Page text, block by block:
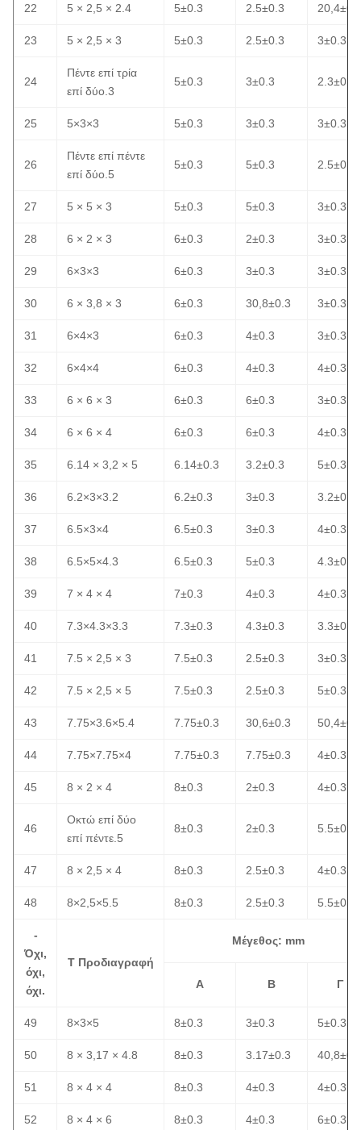
22 5 × 2,5 × 2.4 5±0.3 2.5±0.3
23 5 × 2,5 × 3 5±0.3 2.5±0.3 3±0.3
24
Πέντε επί τρία
επί δύο.3
5±0.3 3±0.3 2.3±0.3
25 5×3×3 5±0.3 3±0.3 3±0.3
26
Πέντε επί πέντε
επί δύο.5
5±0.3 5±0.3 2.5±0.3
27 5 × 5 × 3 5±0.3 5±0.3 3±0.3
28 6 × 2 × 3 6±0.3 2±0.3 3±0.3
29 6×3×3 6±0.3 3±0.3 3±0.3
30 6 × 3,8 × 3 6±0.3 30,8±0.3 3±0.3
31 6×4×3 6±0.3 4±0.3 3±0.3
32 6×4×4 6±0.3 4±0.3 4±0.3
33 6 × 6 × 3 6±0.3 6±0.3 3±0.3
34 6 × 6 × 4 6±0.3 6±0.3 4±0.3
35 6.14 × 3,2 × 5 6.14±0.3 3.2±0.3 5±0.3
36 6.2×3×3.2 6.2±0.3 3±0.3 3.2±0.3
37 6.5×3×4 6.5±0.3 3±0.3 4±0.3
38 6.5×5×4.3 6.5±0.3 5±0.3 4.3±0.3
39 7 × 4 × 4 7±0.3 4±0.3 4±0.3
40 7.3×4.3×3.3 7.3±0.3 4.3±0.3 3.3±0.3
41 7.5 × 2,5 × 3 7.5±0.3 2.5±0.3 3±0.3
42 7.5 × 2,5 × 5 7.5±0.3 2.5±0.3 5±0.3
43 7.75×3.6×5.4 7.75±0.3 30,6±0.3
44 7.75×7.75×4 7.75±0.3 7.75±0.3 4±0.3
45 8 × 2 × 4 8±0.3 2±0.3 4±0.3
46
Οκτώ επί δύο
επί πέντε.5
8±0.3 2±0.3 5.5±0.3
47 8 × 2,5 × 4 8±0.3 2.5±0.3 4±0.3
48 8×2,5×5.5 8±0.3 2.5±0.3 5.5±0.3
-
Όχι,
όχι,
όχι.
Τ Προδιαγραφή
Μέγεθος: mm
Α Β Γ
49 8×3×5 8±0.3 3±0.3 5±0.3
50 8 × 3,17 × 4.8 8±0.3 3.17±0.3
51 8 × 4 × 4 8±0.3 4±0.3 4±0.3
52 8 × 4 × 6 8±0.3 4±0.3 6±0.3